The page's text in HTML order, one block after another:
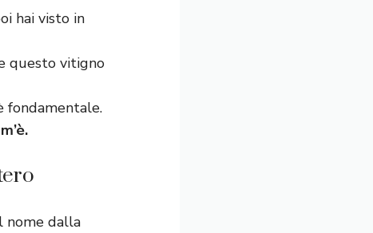
hai visto in
questo vitigno
fondamentale.
nome dalla